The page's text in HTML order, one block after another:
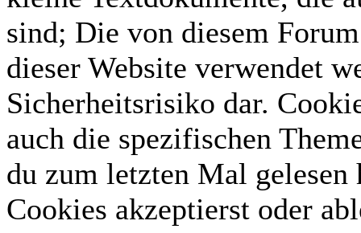
sind; Die von diesem
dieser Website verwendet
Sicherheitsrisiko dar.
auch die spezifischen
du zum letzten Mal gelesen
Cookies akzeptierst oder